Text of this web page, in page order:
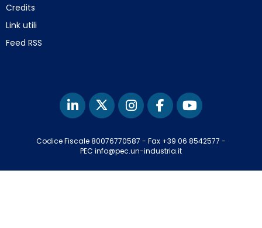
Credits
Link utili
Feed RSS
Codice Fiscale 80076770587 - Fax +39 06 8542577 -
PEC info@pec.un-industria.it